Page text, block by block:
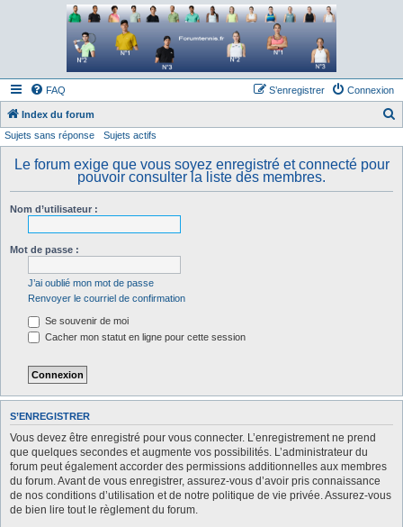
Forum tennis
Le forum des passionnés de tennis
FAQ Connexion
S’enregistrer
Index du forum
Sujets sans réponse Sujets actifs
Le forum exige que vous soyez enregistré et connecté pour
pouvoir consulter la liste des membres.
Nom d’utilisateur :
Mot de passe :
J’ai oublié mon mot de passe
Renvoyer le courriel de confirmation
Se souvenir de moi
Cacher mon statut en ligne pour cette session
S’ENREGISTRER
Vous devez être enregistré pour vous connecter. L’enregistrement ne prend
que quelques secondes et augmente vos possibilités. L’administrateur du
forum peut également accorder des permissions additionnelles aux membres
du forum. Avant de vous enregistrer, assurez-vous d’avoir pris connaissance
de nos conditions d’utilisation et de notre politique de vie privée. Assurez-vous
de bien lire tout le règlement du forum.